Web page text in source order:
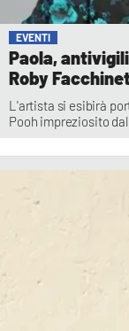
EVENTI
Paola,
Roby
L'artista si esibirà
Pooh impreziosito